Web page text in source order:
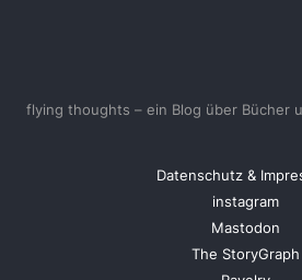
flying thoughts – ein Blog über Bücher
Datenschutz &
instagram
Mastodon
The StoryGraph